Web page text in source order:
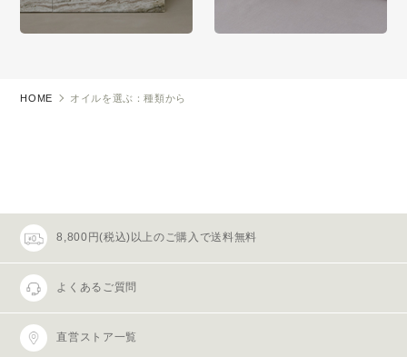
HOME オイルを選ぶ：種類から
8,800円(税込)以上のご購入で送料無料
よくあるご質問
直営ストア一覧